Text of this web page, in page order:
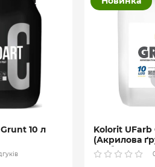
10 л
Kolorit UFarb
(Акрилова
глибокого
л